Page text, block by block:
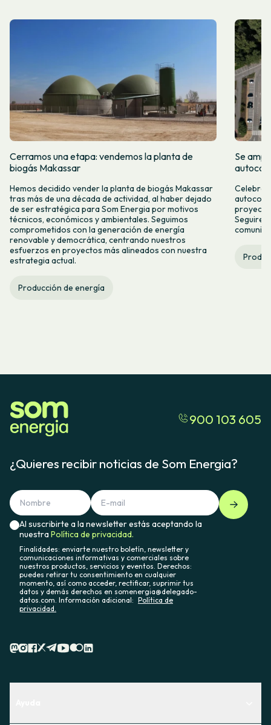
Cerramos una etapa: vendemos la planta de
biogás Makassar
Hemos decidido vender la planta de biogás Makassar
tras más de una década de actividad, al haber dejado
de ser estratégica para Som Energia por motivos
técnicos, económicos y ambientales. Seguimos
comprometidos con la generación de energía
renovable y democrática, centrando nuestros
esfuerzos en proyectos más alineados con nuestra
estrategia actual.
Producción de energía
Se
900 103 605
¿Quieres recibir noticias de Som Energia?
Al suscribirte a la newsletter estás aceptando la
nuestraPolítica de privacidad.
Finalidades: enviarte nuestro boletín, newsletter y
comunicaciones informativas y comerciales sobre
nuestros productos, servicios y eventos. Derechos:
puedes retirar tu consentimiento en cualquier
momento, así como acceder, rectificar, suprimir tus
datos y demás derechos en somenergia@delegado-
datos.com. Información adicional: Política de
privacidad.